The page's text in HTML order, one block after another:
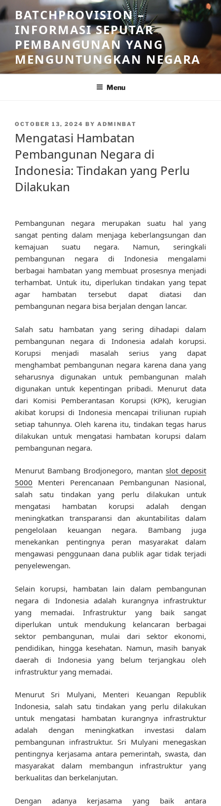
Skip
to
content
BATCHPROVISION –
INFORMASI SEPUTAR
PEMBANGUNAN YANG
MENGUNTUNGKAN NEGARA
Menu
POSTED
OCTOBER 13, 2024 BY ADMINBAT
Mengatasi Hambatan
Pembangunan Negara di
Indonesia: Tindakan yang Perlu
Dilakukan
Pembangunan negara merupakan suatu hal yang
sangat penting dalam menjaga keberlangsungan dan
kemajuan suatu negara. Namun, seringkali
pembangunan negara di Indonesia mengalami
berbagai hambatan yang membuat prosesnya menjadi
terhambat. Untuk itu, diperlukan tindakan yang tepat
agar hambatan tersebut dapat diatasi dan
pembangunan negara bisa berjalan dengan lancar.
Salah satu hambatan yang sering dihadapi dalam
pembangunan negara di Indonesia adalah korupsi.
Korupsi menjadi masalah serius yang dapat
menghambat pembangunan negara karena dana yang
seharusnya digunakan untuk pembangunan malah
digunakan untuk kepentingan pribadi. Menurut data
dari Komisi Pemberantasan Korupsi (KPK), kerugian
akibat korupsi di Indonesia mencapai triliunan rupiah
setiap tahunnya. Oleh karena itu, tindakan tegas harus
dilakukan untuk mengatasi hambatan korupsi dalam
pembangunan negara.
Menurut Bambang Brodjonegoro, mantan slot deposit
5000 Menteri Perencanaan Pembangunan Nasional,
salah satu tindakan yang perlu dilakukan untuk
mengatasi hambatan korupsi adalah dengan
meningkatkan transparansi dan akuntabilitas dalam
pengelolaan keuangan negara. Bambang juga
menekankan pentingnya peran masyarakat dalam
mengawasi penggunaan dana publik agar tidak terjadi
penyelewengan.
Selain korupsi, hambatan lain dalam pembangunan
negara di Indonesia adalah kurangnya infrastruktur
yang memadai. Infrastruktur yang baik sangat
diperlukan untuk mendukung kelancaran berbagai
sektor pembangunan, mulai dari sektor ekonomi,
pendidikan, hingga kesehatan. Namun, masih banyak
daerah di Indonesia yang belum terjangkau oleh
infrastruktur yang memadai.
Menurut Sri Mulyani, Menteri Keuangan Republik
Indonesia, salah satu tindakan yang perlu dilakukan
untuk mengatasi hambatan kurangnya infrastruktur
adalah dengan meningkatkan investasi dalam
pembangunan infrastruktur. Sri Mulyani menegaskan
pentingnya kerjasama antara pemerintah, swasta, dan
masyarakat dalam membangun infrastruktur yang
berkualitas dan berkelanjutan.
Dengan adanya kerjasama yang baik antara